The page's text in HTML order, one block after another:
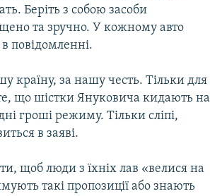
Беріть з собою засоби
та зручно. У кожному авто
повідомленні.
країну, за нашу честь. Тільки для
що шістки Януковича кидають на
гроші режиму. Тільки сліпі,
в заяві.
щоб люди з їхніх лав «велися на
такі пропозиції або знають